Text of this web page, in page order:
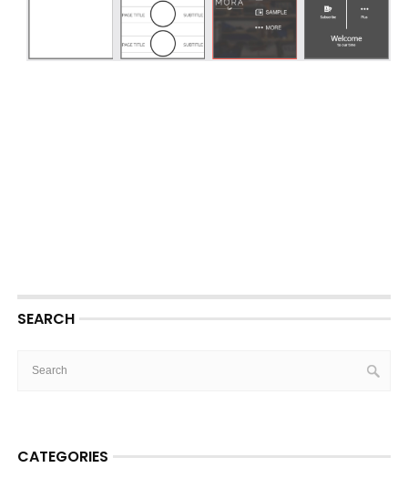
SEARCH
CATEGORIES